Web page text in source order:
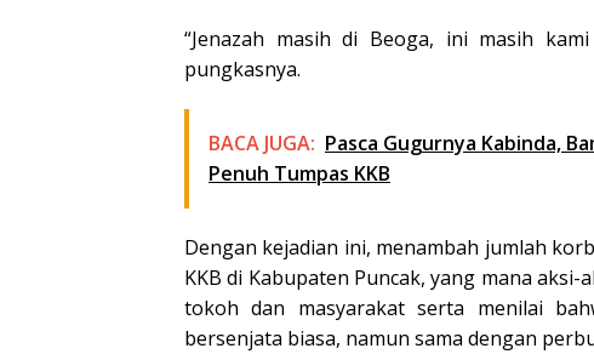
“Jenazah masih di Beoga, ini masih
pungkasnya.
BACA JUGA: Pasca Gugurnya Kabinda,
Penuh Tumpas KKB
Dengan kejadian ini, menambah jumlah
KKB di Kabupaten Puncak, yang mana
tokoh dan masyarakat serta menilai
bersenjata biasa, namun sama dengan